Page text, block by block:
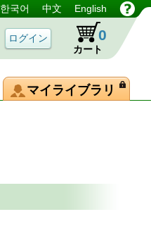
한국어 中文 English
カート
0
マイライブラリ